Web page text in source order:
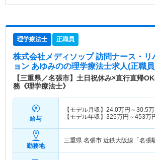
理学療法士 正職員
株式会社メディソップ 訪問ナース・リ
ョン あゆみのの理学療法士求人(正職
【三重県／名張市】土日祝休み×直行直帰
務《理学療法士》
給与
【モデル月収】 24.0万円～30.5
【モデル年収】 325万円～453万
勤務地
三重県 名張市 近鉄大阪線「名張